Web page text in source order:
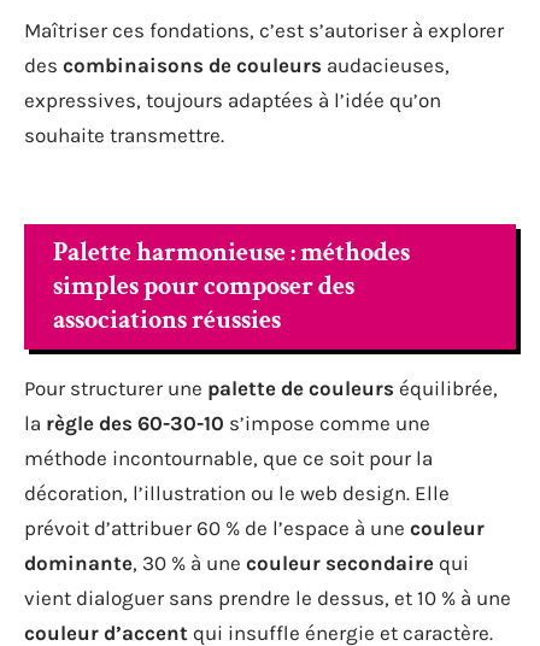
Maîtriser ces fondations, c’est s’autoriser à explorer
des combinaisons de couleurs audacieuses,
expressives, toujours adaptées à l’idée qu’on
souhaite transmettre.
Palette harmonieuse : méthodes
simples pour composer des
associations réussies
Pour structurer une palette de couleurs équilibrée,
la règle des 60-30-10 s’impose comme une
méthode incontournable, que ce soit pour la
décoration, l’illustration ou le web design. Elle
prévoit d’attribuer 60 % de l’espace à une couleur
dominante, 30 % à une couleur secondaire qui
vient dialoguer sans prendre le dessus, et 10 % à une
couleur d’accent qui insuffle énergie et caractère.